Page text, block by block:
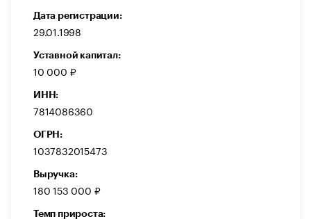
Дата регистрации:
29.01.1998
Уставной капитал:
10 000 ₽
ИНН:
7814086360
ОГРН:
1037832015473
Выручка:
180 153 000 ₽
Темп прироста: